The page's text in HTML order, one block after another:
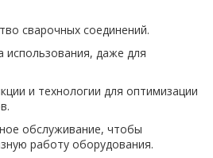
сварочных соединений.
использования, даже для
и технологии для оптимизации
обслуживание, чтобы
работу оборудования.